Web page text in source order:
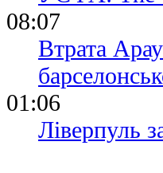
08:07
Втрата
01:06
Ліверпуль